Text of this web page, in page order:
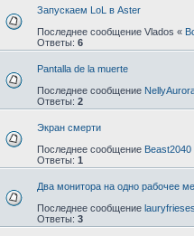
Запускаем LoL в Aster
Последнее сообщение Vlados «
Ответы: 6
Pantalla de la muerte
Последнее сообщение
Ответы: 2
Экран смерти
Последнее сообщение Beast2040
Ответы: 1
Два монитора на одно рабочее
Последнее сообщение lauryfrieses
Ответы: 3